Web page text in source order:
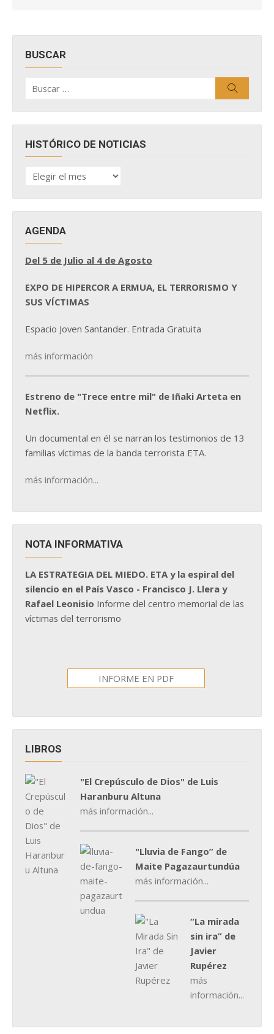
BUSCAR
por:
HISTÓRICO DE NOTICIAS
HISTÓRICO
DE
AGENDA
Del 5 de Julio al 4 de Agosto
EXPO DE HIPERCOR A ERMUA, EL TERRORISMO Y
SUS VÍCTIMAS
Espacio Joven Santander. Entrada Gratuita
más información
Estreno de "Trece entre mil" de Iñaki Arteta en
Netflix.
Un documental en él se narran los testimonios de 13
familias víctimas de la banda terrorista ETA.
más información...
NOTA INFORMATIVA
LA ESTRATEGIA DEL MIEDO. ETA y la espiral del
silencio en el País Vasco - Francisco J. Llera y
Rafael Leonisio Informe del centro memorial de las
víctimas del terrorismo
INFORME EN PDF
LIBROS
"El Crepúsculo de Dios" de Luis
Haranburu Altuna
más información...
"Lluvia de Fango” de
Maite Pagazaurtundúa
más información...
“La mirada
sin ira” de
Javier
Rupérez
más
información...